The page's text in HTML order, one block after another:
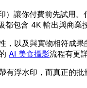
）讓你付費前先試用
都包含 4K 輸出與商業
，以及與實物相符成
AI 美食攝影流程有更
有浮水印，而真正的